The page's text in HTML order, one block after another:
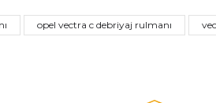
Yaz
opel vectra c debriyaj rulmanı